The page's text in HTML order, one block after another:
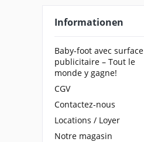
& mehr
& mehr
Informationen
Baby-foot avec surface
publicitaire – Tout le
monde y gagne!
CGV
Contactez-nous
Locations / Loyer
Notre magasin